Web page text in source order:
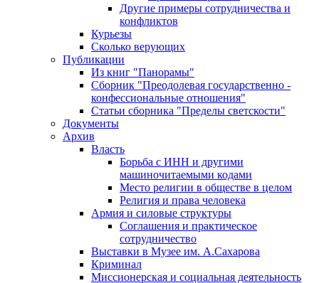
Другие примеры сотрудничества и
конфликтов
Курьезы
Сколько верующих
Публикации
Из книг "Панорамы"
Сборник "Преодолевая государственно -
конфессиональные отношения"
Статьи сборника "Пределы светскости"
Документы
Архив
Власть
Борьба с ИНН и другими
машиночитаемыми кодами
Место религии в обществе в целом
Религия и права человека
Армия и силовые структуры
Соглашения и практическое
сотрудничество
Выставки в Музее им. А.Сахарова
Криминал
Миссионерская и социальная деятельность